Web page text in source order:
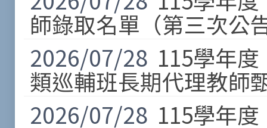
師錄取名單（第三次公
2026/07/28 115學年
類巡輔班長期代理教師
2026/07/28 115學年